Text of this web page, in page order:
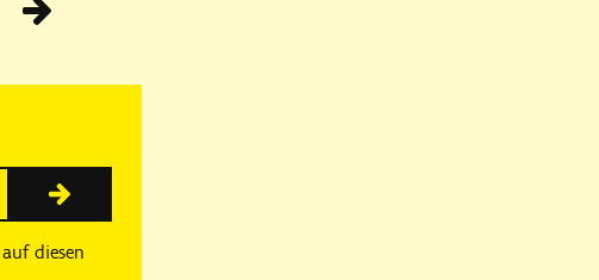
Vorherige
diesen